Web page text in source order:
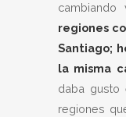
cambiando
regiones
Santiago;
la misma
daba gusto
regiones